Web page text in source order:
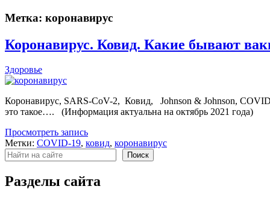
Метка: коронавирус
Коронавирус. Ковид. Какие бывают
Здоровье
Коронавирус, SARS-CoV-2, Ковид, Johnson & Johnson,
это такое…. (Информация актуальна на октябрь 2021 года)
Просмотреть запись
Метки: COVID-19, ковид, коронавирус
Поиск
Поиск
Разделы сайта